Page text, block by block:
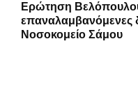
Ερώτηση Βελόπουλου
επαναλαμβανόμενες
Νοσοκομείο Σάμου